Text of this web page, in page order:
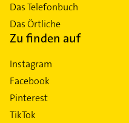
Das Telefonbuch
Das Örtliche
Zu finden auf
Instagram
Facebook
Pinterest
TikTok